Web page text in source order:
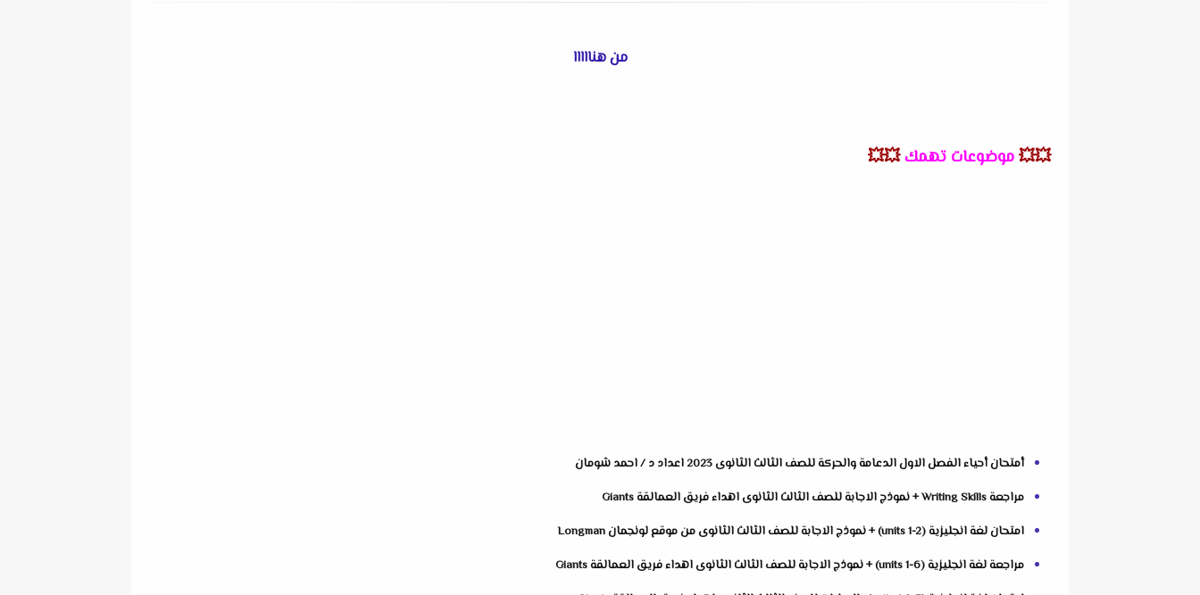
من هنااااا
💥💥موضوعات تهمك 💥💥
أمتحان أحياء الفصل الاول الدعامة والحركة للصف الثالث الثانوى 2023 اعداد د / احمد شومان
مراجعة Writing Skills + نموذج الاجابة للصف الثالث الثانوى اهداء فريق العمالقة Giants
امتحان لغة انجليزية (units 1-2) + نموذج الاجابة للصف الثالث الثانوى من موقع لونجمان Longman
مراجعة لغة انجليزية (units 1-6) + نموذج الاجابة للصف الثالث الثانوى اهداء فريق العمالقة Giants